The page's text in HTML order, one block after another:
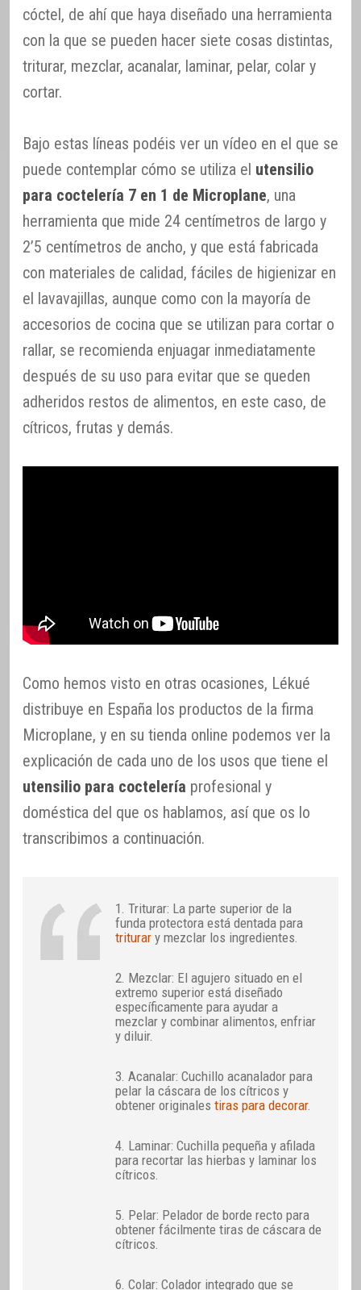
cóctel, de ahí que haya diseñado una herramienta
con la que se pueden hacer siete cosas distintas,
triturar, mezclar, acanalar, laminar, pelar, colar y
cortar.
Bajo estas líneas podéis ver un vídeo en el que se
puede contemplar cómo se utiliza el utensilio
para coctelería 7 en 1 de Microplane, una
herramienta que mide 24 centímetros de largo y
2’5 centímetros de ancho, y que está fabricada
con materiales de calidad, fáciles de higienizar en
el lavavajillas, aunque como con la mayoría de
accesorios de cocina que se utilizan para cortar o
rallar, se recomienda enjuagar inmediatamente
después de su uso para evitar que se queden
adheridos restos de alimentos, en este caso, de
cítricos, frutas y demás.
Como hemos visto en otras ocasiones, Lékué
distribuye en España los productos de la firma
Microplane, y en su tienda online podemos ver la
explicación de cada uno de los usos que tiene el
utensilio para coctelería profesional y
doméstica del que os hablamos, así que os lo
transcribimos a continuación.
1. Triturar: La parte superior de la
funda protectora está dentada para
triturar y mezclar los ingredientes.
2. Mezclar: El agujero situado en el
extremo superior está diseñado
específicamente para ayudar a
mezclar y combinar alimentos, enfriar
y diluir.
3. Acanalar: Cuchillo acanalador para
pelar la cáscara de los cítricos y
obtener originalestiras para decorar.
4. Laminar: Cuchilla pequeña y afilada
para recortar las hierbas y laminar los
cítricos.
5. Pelar: Pelador de borde recto para
obtener fácilmente tiras de cáscara de
cítricos.
6. Colar: Colador integrado que se